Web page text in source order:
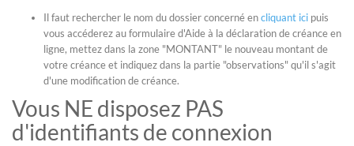
Il faut rechercher le nom du dossier concerné encliquant ici puis
vous accéderez au formulaire d'Aide à la déclaration de créance en
ligne, mettez dans la zone "MONTANT" le nouveau montant de
votre créance et indiquez dans la partie "observations" qu'il s'agit
d'une modification de créance.
Vous NE disposez PAS
d'identifiants de connexion